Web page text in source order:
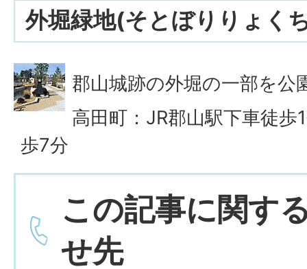
外堀緑地(そとぼりりょく
郡山城跡の外堀の一部を公
高田町：JR郡山駅下車徒歩
歩7分
この記事に関す
せ先